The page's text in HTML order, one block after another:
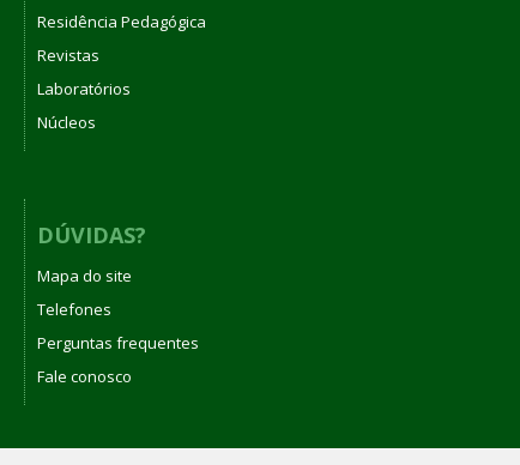
Residência Pedagógica
Revistas
Laboratórios
Núcleos
DÚVIDAS?
Mapa do site
Telefones
Perguntas frequentes
Fale conosco